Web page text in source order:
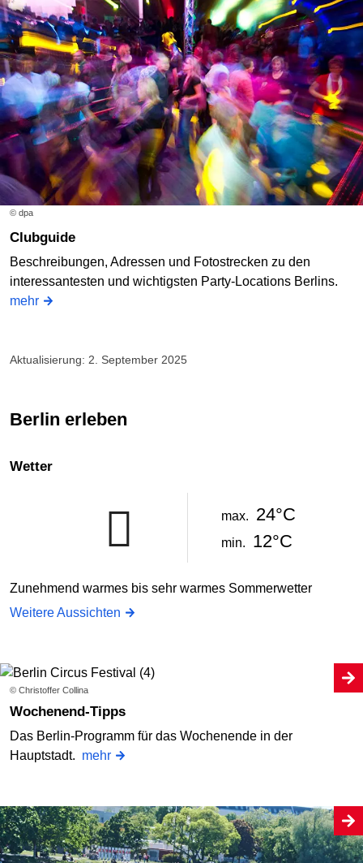
© dpa
Clubguide
Beschreibungen, Adressen und Fotostrecken zu den
interessantesten und wichtigsten Party-Locations Berlins.
mehr
Aktualisierung: 2. September 2025
Berlin erleben
Wetter
max. 24°C
min. 12°C
Zunehmend warmes bis sehr warmes Sommerwetter
Weitere Aussichten
© Christoffer Collina
Wochenend-Tipps
Das Berlin-Programm für das Wochenende in der
Hauptstadt. mehr